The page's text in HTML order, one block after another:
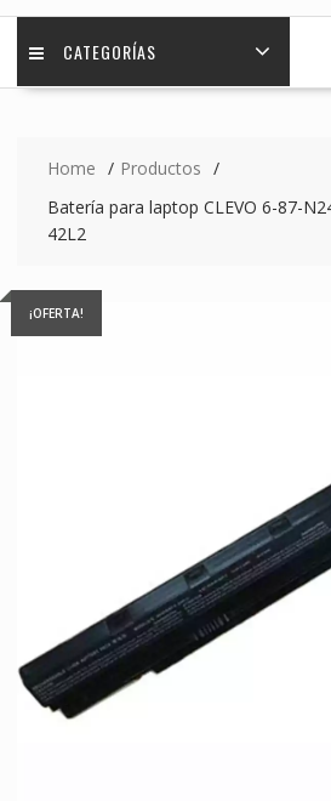
CATEGORÍAS
Home
Productos
Batería para laptop CLEVO 6-87-
42L2
¡OFERTA!